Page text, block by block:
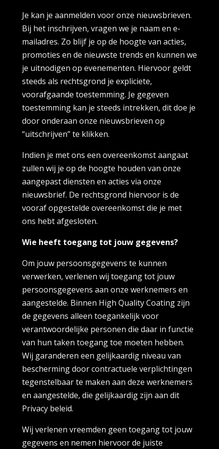
Je kan je aanmelden voor onze nieuwsbrieven.
Bij het inschrijven, vragen we je naam en e-
mailadres. Zo blijf je op de hoogte van acties,
promoties en de nieuwste trends en kunnen we
je uitnodigen op evenementen. Hiervoor geldt
steeds als rechtsgrond je expliciete,
voorafgaande toestemming. Je gegeven
toestemming kan je steeds intrekken, dit doe je
door onderaan onze nieuwsbrieven op
“uitschrijven” te klikken.
Indien je met ons een overeenkomst aangaat
zullen wij je op de hoogte houden van onze
aangepast diensten en acties via onze
nieuwsbrief. De rechtsgrond hiervoor is de
vooraf opgestelde overeenkomst die je met
ons hebt afgesloten.
Wie heeft toegang tot jouw gegevens?
Om jouw persoonsgegevens te kunnen
verwerken, verlenen wij toegang tot jouw
persoonsgegevens aan onze werknemers en
aangestelde. Binnen High Quality Coating zijn
de gegevens alleen toegankelijk voor
verantwoordelijke personen die daar in functie
van hun taken toegang toe moeten hebben.
Wij garanderen een gelijkaardig niveau van
bescherming door contractuele verplichtingen
tegenstelbaar te maken aan deze werknemers
en aangestelde, die gelijkaardig zijn aan dit
Privacy beleid.
Wij verlenen vreemden geen toegang tot jouw
gegevens en nemen hiervoor de juiste